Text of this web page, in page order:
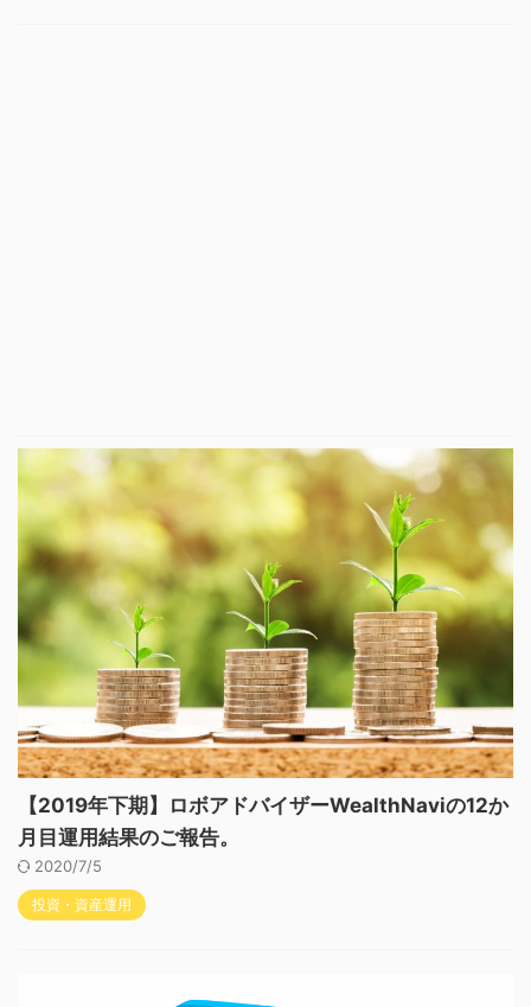
【2019年下期】ロボアドバイザーWealthNaviの12か
月目運用結果のご報告。
2020/7/5
投資・資産運用